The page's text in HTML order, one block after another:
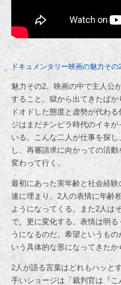
ドキュメンタリー映画の魅力そ
魅力その2。映画の中で主人公
すること。獄から出てきたば
ドオドした態度と虚勢が代わ
ジはまだチンピラ時代のイキ
いる。こんな二人が仕事を探
し、再審請求に向かっての活
変わって行く。
最初にあった実年齢と社会経
速に埋まり、2人の表情に年齢
ようになってくる。また2人は
で、更に変化する。表情は明
うになるのだ。希望というも
いう具体的な形になってきたか
2人が語る言葉はどれもハッと
手いショージは「裁判官は『こ